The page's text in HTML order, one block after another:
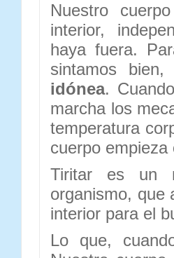
Nuestro
interior,
haya fuera.
sintamos
idónea.
marcha los
temperatura
cuerpo
Tiritar es un
organismo, que
interior para el
Lo que,